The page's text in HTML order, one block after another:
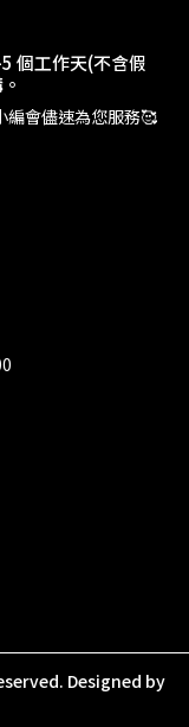
個工作天(不含假
編會儘速為您服務🥰
Designed by